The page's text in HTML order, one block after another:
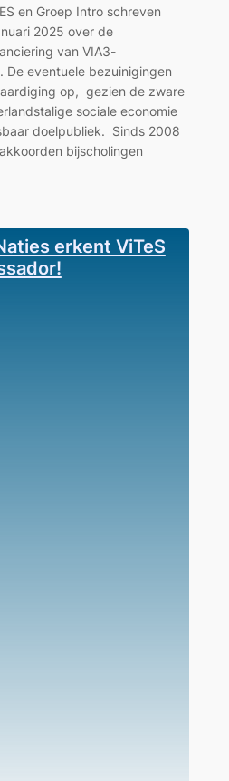
en Groep Intro schreven
2025 over de
van VIA3-
De eventuele bezuinigingen
op, gezien de zware
sociale economie
doelpubliek. Sinds 2008
bijscholingen
erkent ViTeS